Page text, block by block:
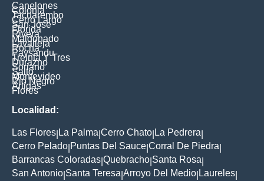
Canelones
Colonia
Tacuarembo
Cerro Largo
San Jose
Florida
Rivera
Maldonado
Lavalleja
Rocha
Paysandu
Treinta Y Tres
Durazno
Soriano
Salto
Montevideo
Rio Negro
Artigas
Flores
Localidad:
Las Flores La Palma Cerro Chato La Pedrera
Cerro Pelado Puntas Del Sauce Corral De Piedra
Barrancas Coloradas Quebracho Santa Rosa
San Antonio Santa Teresa Arroyo Del Medio Laureles